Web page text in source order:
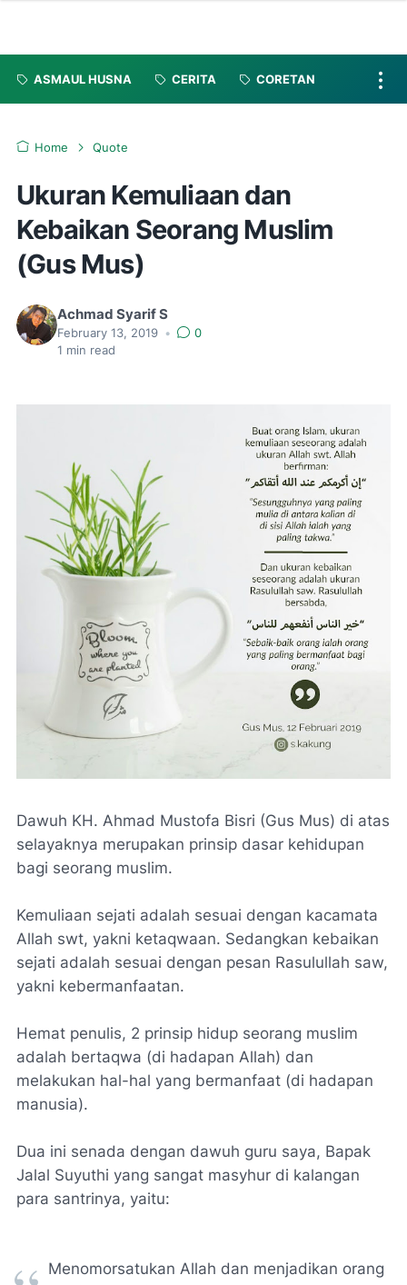
ASMAUL HUSNA CERITA CORETAN
Home Quote
Ukuran Kemuliaan dan
Kebaikan Seorang Muslim
(Gus Mus)
Achmad Syarif S
February 13, 2019 •
0
1 min read
Dawuh KH. Ahmad Mustofa Bisri (Gus Mus) di atas
selayaknya merupakan prinsip dasar kehidupan
bagi seorang muslim.
Kemuliaan sejati adalah sesuai dengan kacamata
Allah swt, yakni ketaqwaan. Sedangkan kebaikan
sejati adalah sesuai dengan pesan Rasulullah saw,
yakni kebermanfaatan.
Hemat penulis, 2 prinsip hidup seorang muslim
adalah bertaqwa (di hadapan Allah) dan
melakukan hal-hal yang bermanfaat (di hadapan
manusia).
Dua ini senada dengan dawuh guru saya, Bapak
Jalal Suyuthi yang sangat masyhur di kalangan
para santrinya, yaitu:
Menomorsatukan Allah dan menjadikan orang